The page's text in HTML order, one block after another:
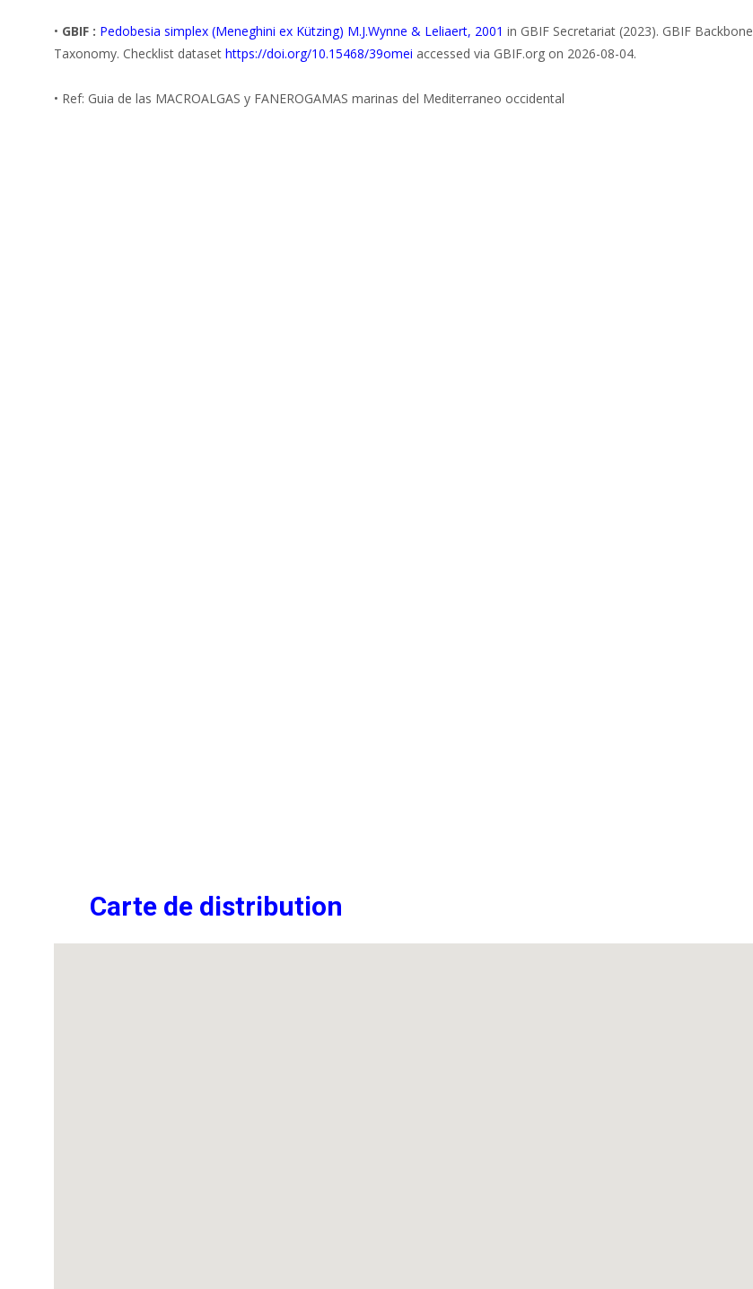
• GBIF : Pedobesia simplex (Meneghini ex Kützing) M.J.Wynne & Leliaert, 2001 in GBIF Secretariat (2023). GBIF Backbone
Taxonomy. Checklist dataset https://doi.org/10.15468/39omei accessed via GBIF.org on 2026-08-04.
• Ref: Guia de las MACROALGAS y FANEROGAMAS marinas del Mediterraneo occidental
Carte de distribution